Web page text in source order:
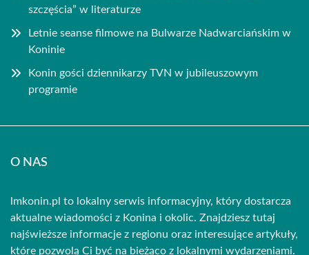
szczęścia” w literaturze
Letnie seanse filmowe na Bulwarze Nadwarciańskim w
Koninie
Konin gości dziennikarzy TVN w jubileuszowym
programie
O NAS
lmkonin.pl to lokalny serwis informacyjny, który dostarcza
aktualne wiadomości z Konina i okolic. Znajdziesz tutaj
najświeższe informacje z regionu oraz interesujące artykuły,
które pozwolą Ci być na bieżąco z lokalnymi wydarzeniami.